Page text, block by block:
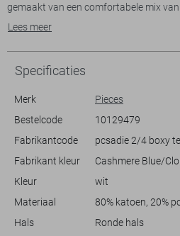
gemaakt van een comfortabele mix van
en biedt een zachte touch die perfect is
mouwen en de ronde hals het geheel
De subtiele strepen in blauw en wit
bij diverse stijlen past.
Met zijn fraaie streeppatroon en
lunch met vrienden. Combineer het
een korte broek voor een nonchalante
het gemakkelijk om dit T-shirt in je
comfort als stijl.
Lees meer
Specificaties
Merk
Pieces
Bestelcode
10129479
Fabrikantcode
pcsadie 2/4 boxy
Fabrikant kleur
Cashmere Blue/
Kleur
wit
Materiaal
80% katoen, 20%
Hals
Ronde hals